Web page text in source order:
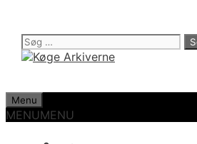
indhold
Søg
efter:
Menu
MENUMENU